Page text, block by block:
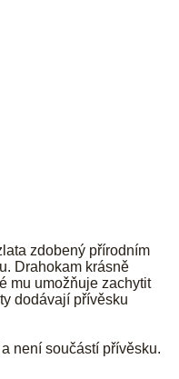
zdobený přírodním
Drahokam krásně
mu umožňuje zachytit
dodávají přívěsku
není součástí přívěsku.